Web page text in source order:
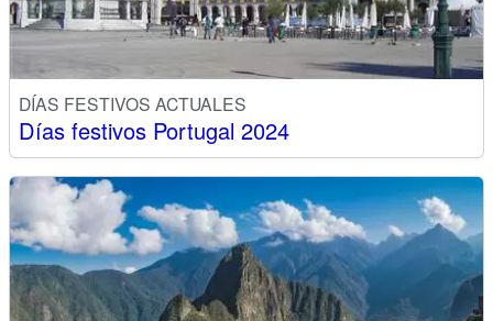
DÍAS FESTIVOS ACTUALES
Días festivos Portugal 2024